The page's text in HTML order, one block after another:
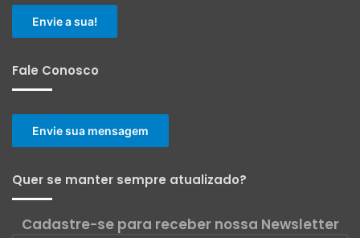
Envie a sua!
Fale Conosco
Envie sua mensagem
Quer se manter sempre atualizado?
Cadastre-se para receber nossa Newsletter